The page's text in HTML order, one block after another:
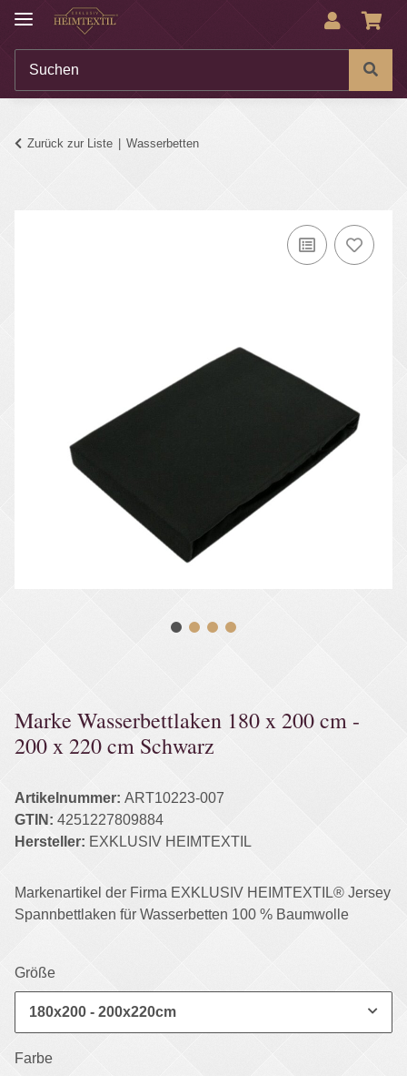
Zurück zur Liste Wasserbetten
Marke Wasserbettlaken 180 x 200 cm -
200 x 220 cm Schwarz
Artikelnummer: ART10223-007
GTIN: 4251227809884
Hersteller: EXKLUSIV HEIMTEXTIL
Markenartikel der Firma EXKLUSIV HEIMTEXTIL® Jersey
Spannbettlaken für Wasserbetten 100 % Baumwolle
Größe
180x200 - 200x220cm
Farbe